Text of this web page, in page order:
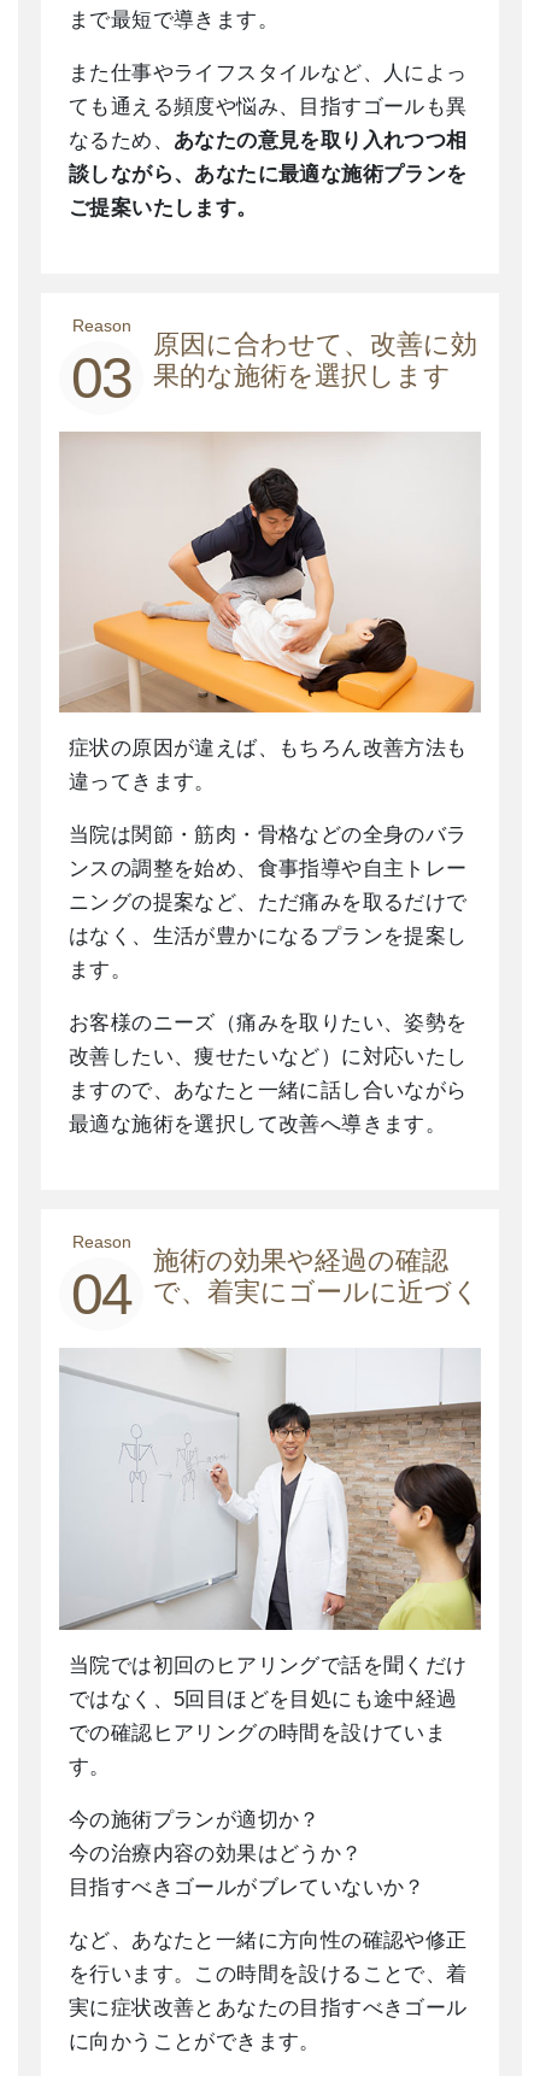
まで最短で導きます。
また仕事やライフスタイルなど、人によっ
ても通える頻度や悩み、目指すゴールも異
なるため、 あなたの意見を取り入れつつ相
談しながら、あなたに最適な施術プランを
ご提案いたします。
Reason
03
原因に合わせて、改善に効
果的な施術を選択します
症状の原因が違えば、もちろん改善方法も
違ってきます。
当院は関節・筋肉・骨格などの全身のバラ
ンスの調整を始め、食事指導や自主トレー
ニングの提案など、ただ痛みを取るだけで
はなく、生活が豊かになるプランを提案し
ます。
お客様のニーズ（痛みを取りたい、姿勢を
改善したい、痩せたいなど）に対応いたし
ますので、あなたと一緒に話し合いながら
最適な施術を選択して改善へ導きます。
Reason
04
施術の効果や経過の確認
で、着実にゴールに近づく
当院では初回のヒアリングで話を聞くだけ
ではなく、5回目ほどを目処にも途中経過
での確認ヒアリングの時間を設けていま
す。
今の施術プランが適切か？
今の治療内容の効果はどうか？
目指すべきゴールがブレていないか？
など、あなたと一緒に方向性の確認や修正
を行います。この時間を設けることで、着
実に症状改善とあなたの目指すべきゴール
に向かうことができます。